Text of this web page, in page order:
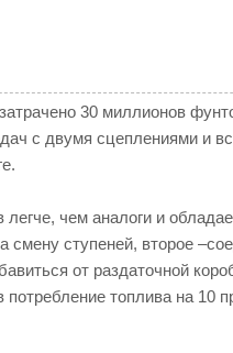
30 миллионов
с двумя сцеплениями и
чем аналоги и
ступеней, второе
от раздаточной
топлива на 10